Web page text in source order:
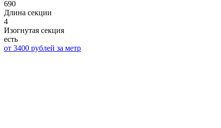
690
Длина секции
4
Изогнутая секция
есть
от 3400 рублей за метр